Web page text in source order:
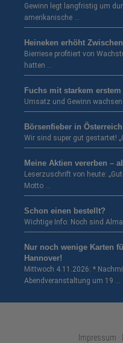
Gewinn legt langfristig um
amerikanische …
Heineken erhöht
Bierriese profitiert von
hatten …
Fuchs mit starkem
Umsatz und Gewinn
Börsenfieber in
Wir sind super gut gestartet!
Meine Aktien vererben –
Leserzuschrift von heute:
Motto …
Schon einen bestellt?
Wichtige Info: Noch sind
Nur noch wenige Karten
Hannover!
Mittwoch 4.11.2026: *
Abendveranstaltung um 19 …
Impressum